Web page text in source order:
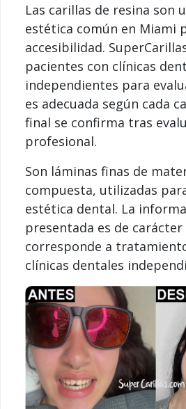
Las carillas de resina son
estética común en Miami
accesibilidad.
pacientes con clínicas
independientes para
es adecuada según cada
final se confirma tras
profesional.
Son láminas finas de
compuesta, utilizadas
estética dental. La
presentada es de
corresponde a
clínicas dentales